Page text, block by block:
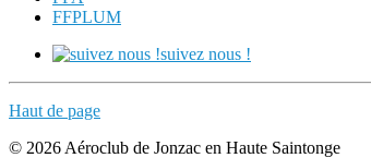
FFPLUM
suivez nous !
Haut de page
© 2026 Aéroclub de Jonzac en Haute Saintonge